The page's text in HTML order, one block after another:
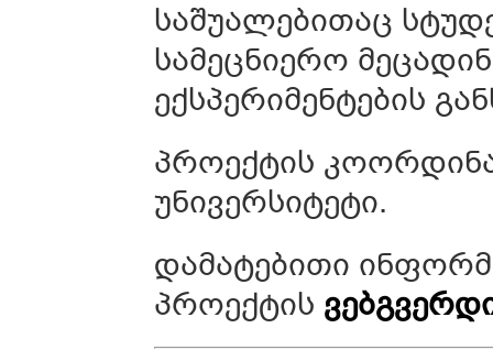
საშუალებითაც
სამეცნიერო
ექსპერიმენტების
პროექტის
უნივერსიტეტი.
დამატებითი
პროექტის